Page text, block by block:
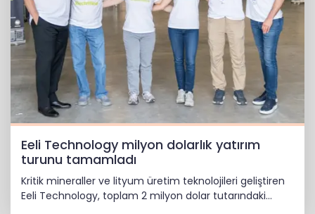
Eeli Technology milyon dolarlık yatırım
turunu tamamladı
Kritik mineraller ve lityum üretim teknolojileri geliştiren
Eeli Technology, toplam 2 milyon dolar tutarındaki